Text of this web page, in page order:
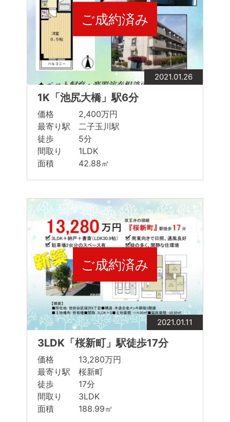
ご成約済み
2021.01.26
1K「池尻大橋」駅6分
価格 2,400万円
最寄り駅 二子玉川駅
徒歩 5分
間取り 1LDK
面積 42.88㎡
ご成約済み
2021.01.11
3LDK「桜新町」駅徒歩17分
価格 13,280万円
最寄り駅 桜新町
徒歩 17分
間取り 3LDK
面積 188.99㎡